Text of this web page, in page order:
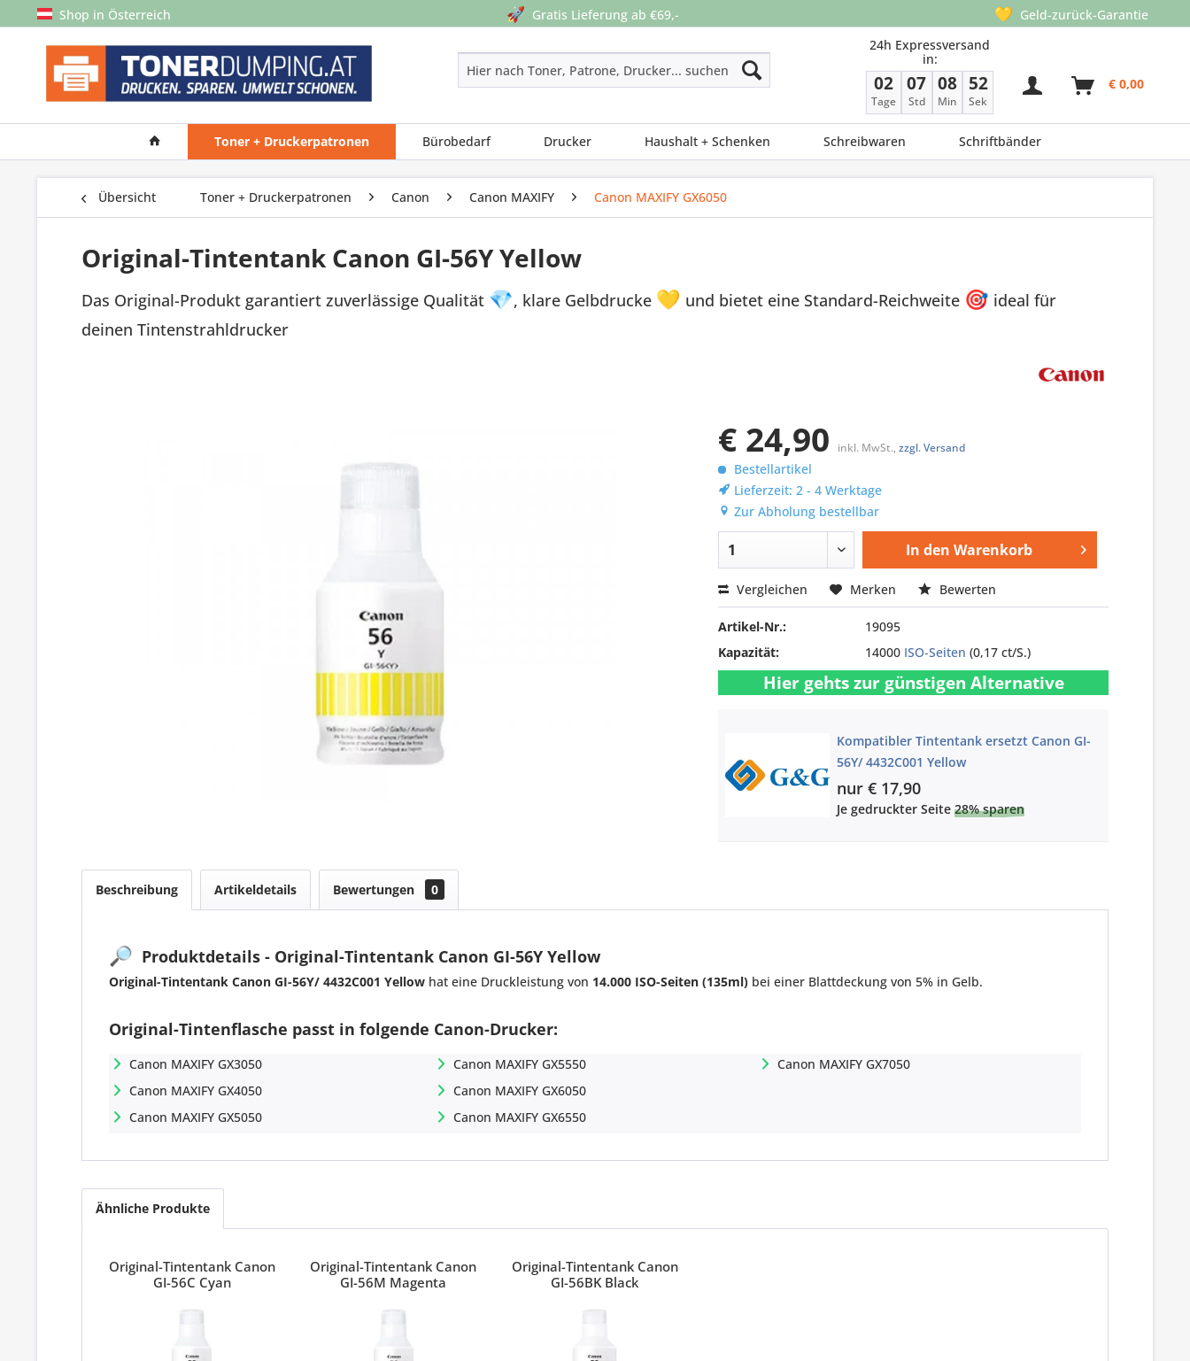
Shop in Österreich 🚀 Gratis Lieferung ab €69,- 💛 Geld-zurück-Garantie
24h Expressversand
in:
02
Tage
07
Std
08
Min
51
Sek
€ 0,00
Toner + Druckerpatronen Bürobedarf Drucker Haushalt + Schenken Schreibwaren Schriftbänder
Übersicht Toner + Druckerpatronen Canon Canon MAXIFY Canon MAXIFY GX6050
Original-Tintentank Canon GI-56Y Yellow
Das Original-Produkt garantiert zuverlässige Qualität 💎, klare Gelbdrucke 💛 und bietet eine Standard-Reichweite 🎯 ideal für
deinen Tintenstrahldrucker
€ 24,90 inkl. MwSt.,zzgl. Versand
Bestellartikel
Lieferzeit: 2 - 4 Werktage
Zur Abholung bestellbar
In den Warenkorb
Vergleichen Merken Bewerten
Artikel-Nr.:
19095
Kapazität:
14000 ISO-Seiten (0,17 ct/S.)
Hier gehts zur günstigen Alternative
Kompatibler Tintentank ersetzt Canon GI-
56Y/ 4432C001 Yellow
nur € 17,90
Je gedruckter Seite 28% sparen
Beschreibung Artikeldetails Bewertungen 0
🔎 Produktdetails - Original-Tintentank Canon GI-56Y Yellow
Original-Tintentank Canon GI-56Y/ 4432C001 Yellow hat eine Druckleistung von 14.000 ISO-Seiten (135ml) bei einer Blattdeckung von 5% in Gelb.
Original-Tintenflasche passt in folgende Canon-Drucker:
Canon MAXIFY GX3050
Canon MAXIFY GX4050
Canon MAXIFY GX5050
Canon MAXIFY GX5550
Canon MAXIFY GX6050
Canon MAXIFY GX6550
Canon MAXIFY GX7050
Ähnliche Produkte
Original-Tintentank Canon
GI-56C Cyan
Original-Tintentank Canon
GI-56M Magenta
Original-Tintentank Canon
GI-56BK Black